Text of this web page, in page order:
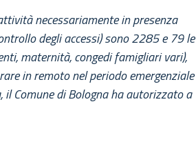
necessariamente in presenza
degli accessi) sono 2285 e 79 le
maternità, congedi famigliari vari),
in remoto nel periodo emergenziale
Comune di Bologna ha autorizzato a